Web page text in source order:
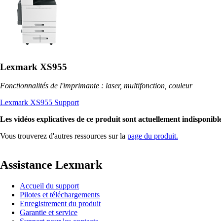
Lexmark XS955
Fonctionnalités de l'imprimante : laser, multifonction, couleur
Lexmark XS955 Support
Les vidéos explicatives de ce produit sont actuellement
Vous trouverez d'autres ressources sur la page du produit.
Assistance Lexmark
Accueil du support
Pilotes et téléchargements
Enregistrement du produit
Garantie et service